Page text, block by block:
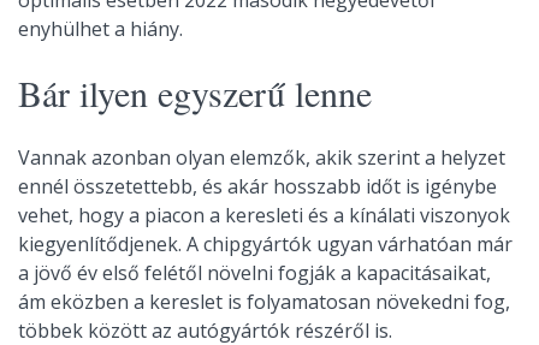
enyhülhet a hiány.
Bár ilyen egyszerű lenne
Vannak azonban olyan elemzők, akik szerint a helyzet
ennél összetettebb, és akár hosszabb időt is igénybe
vehet, hogy a piacon a keresleti és a kínálati viszonyok
kiegyenlítődjenek. A chipgyártók ugyan várhatóan már
a jövő év első felétől növelni fogják a kapacitásaikat,
ám eközben a kereslet is folyamatosan növekedni fog,
többek között az autógyártók részéről is.